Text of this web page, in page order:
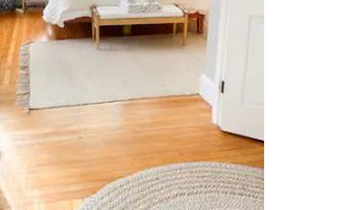
5, 247 arvostelua